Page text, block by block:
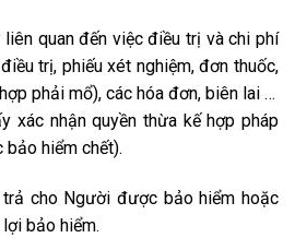
quan đến việc điều trị và chi phí
trị, phiếu xét nghiệm, đơn thuốc,
phải mổ), các hóa đơn, biên lai …
xác nhận quyền thừa kế hợp pháp
hiểm chết).
cho Người được bảo hiểm hoặc
bảo hiểm.